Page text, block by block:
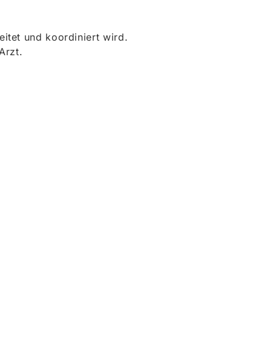
und koordiniert wird.